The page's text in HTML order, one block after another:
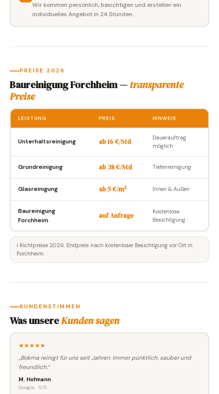
Wir kommen persönlich, besichtigen und erstellen ein
individuelles Angebot in 24 Stunden.
PREISE 2026
Baureinigung Forchheim —transparente
Preise
LEISTUNG PREIS HINWEIS
Unterhaltsreinigung ab 16 €/Std
Dauerauftrag
möglich
Grundreinigung ab 38 €/Std Tiefenreinigung
Glasreinigung ab 5 €/m² Innen & Außen
Baureinigung
Forchheim
auf Anfrage
Kostenlose
Besichtigung
ℹ️ Richtpreise 2026. Endpreis nach kostenloser Besichtigung vor Ort in
Forchheim.
KUNDENSTIMMEN
Was unsereKunden sagen
★★★★★
„Bokma reinigt für uns seit Jahren. Immer pünktlich, sauber und
freundlich.“
M. Hofmann
Google · 5/5